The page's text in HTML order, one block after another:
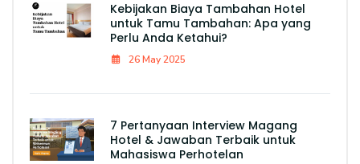
Kebijakan Biaya Tambahan Hotel
untuk Tamu Tambahan: Apa yang
Perlu Anda Ketahui?
26 May 2025
7 Pertanyaan Interview Magang
Hotel & Jawaban Terbaik untuk
Mahasiswa Perhotelan